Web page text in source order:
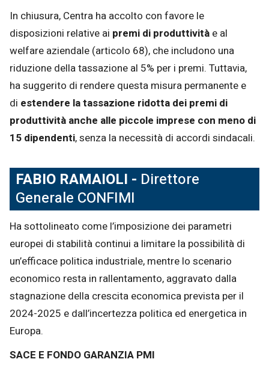
In chiusura, Centra ha accolto con favore le
disposizioni relative ai premi di produttività e al
welfare aziendale (articolo 68), che includono una
riduzione della tassazione al 5% per i premi. Tuttavia,
ha suggerito di rendere questa misura permanente e
di estendere la tassazione ridotta dei premi di
produttività anche alle piccole imprese con meno di
15 dipendenti, senza la necessità di accordi sindacali.
FABIO RAMAIOLI - Direttore
Generale CONFIMI
Ha sottolineato come l’imposizione dei parametri
europei di stabilità continui a limitare la possibilità di
un’efficace politica industriale, mentre lo scenario
economico resta in rallentamento, aggravato dalla
stagnazione della crescita economica prevista per il
2024-2025 e dall’incertezza politica ed energetica in
Europa.
SACE E FONDO GARANZIA PMI